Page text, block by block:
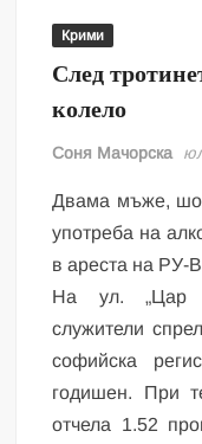
Крими
След
колело
Соня Мачорска
Двама мъже,
употреба на
в ареста на РУ-
На ул. „Цар
служители
софийска
годишен. При
отчела 1.52